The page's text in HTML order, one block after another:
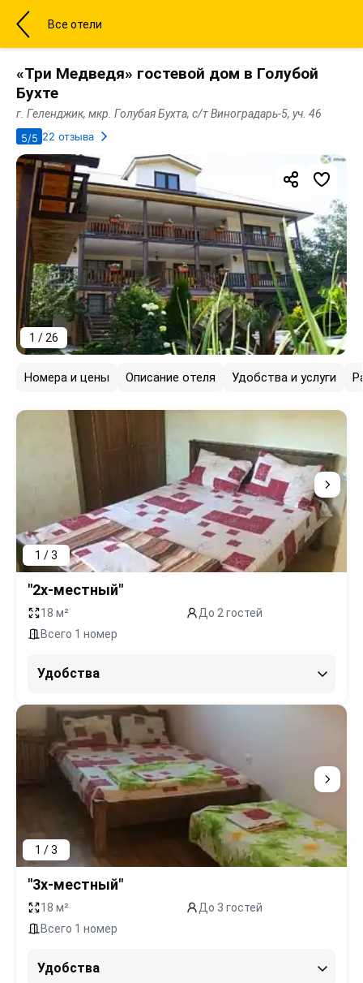
Все отели
«Три Медведя» гостевой дом в Голубой
Бухте
г. Геленджик, мкр. Голубая Бухта, с/т Виноградарь-5, уч. 46
5/5 22 отзыва
1 / 26
Номера и цены Описание отеля Удобства и услуги
1 / 3
"2х-местный"
18 м²
До 2 гостей
Всего 1 номер
Удобства
1 / 3
"3х-местный"
18 м²
До 3 гостей
Всего 1 номер
Удобства